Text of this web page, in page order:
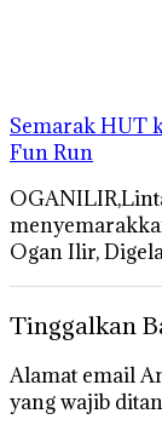
Semarak HUT
Fun Run
Ogan Ilir,
Tinggalkan
Alamat email
yang wajib